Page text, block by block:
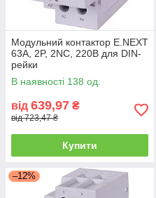
Модульний контактор E.NEXT
63А, 2P, 2NC, 220В для DIN-
рейки
В наявності 138 од.
від 639,97 ₴
від 723,47 ₴
Купити
–12%